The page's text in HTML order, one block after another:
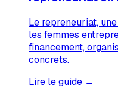
Le repreneuriat,
les femmes
financement,
concrets.
Lire le guide →